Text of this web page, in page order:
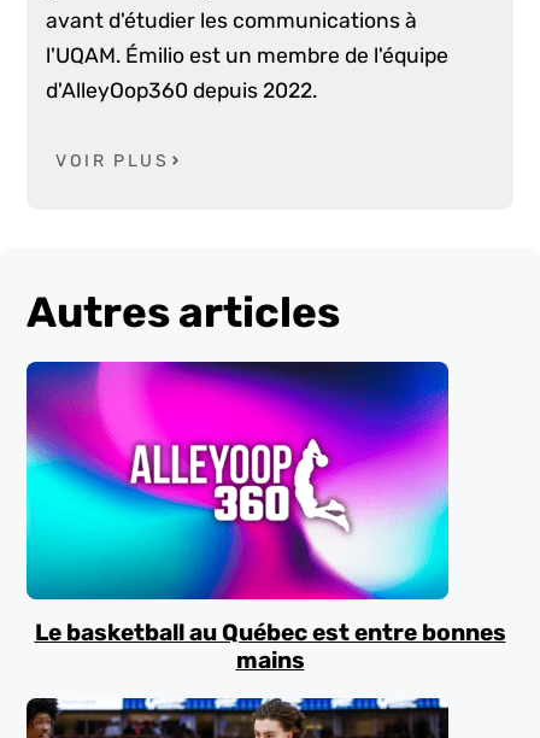
avant d'étudier les communications à
l'UQAM. Émilio est un membre de l'équipe
d'AlleyOop360 depuis 2022.
VOIR PLUS
Autres articles
Le basketball au Québec est entre bonnes
mains